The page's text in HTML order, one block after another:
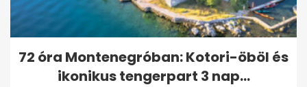
72 óra Montenegróban: Kotori-öböl és
ikonikus tengerpart 3 nap...